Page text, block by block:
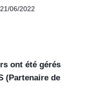
21/06/2022
ont été gérés
(Partenaire de